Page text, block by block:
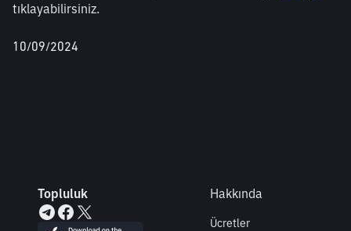
tıklayabilirsiniz.
10/09/2024
Topluluk Hakkında
Ücretler